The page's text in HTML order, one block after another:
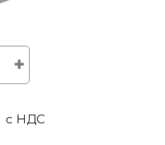
с НДС